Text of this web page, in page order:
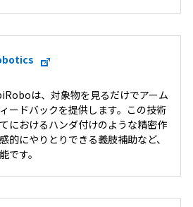
は、対象物を見るだけでアーム
ードバックを提供します。この技術
におけるハンダ付けのような精密作
的にやりとりできる義肢補助など、
です。